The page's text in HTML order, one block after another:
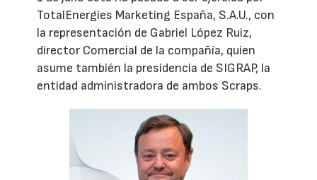
TotalEnergies Marketing España, S.A.U., con
la representación de Gabriel López Ruiz,
director Comercial de la compañía, quien
asume también la presidencia de SIGRAP, la
entidad administradora de ambos Scraps.